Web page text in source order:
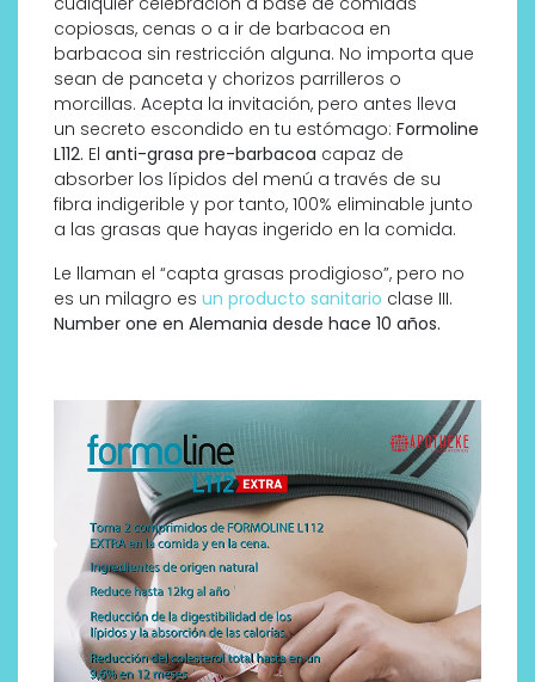
copiosas, cenas o a ir de barbacoa en
barbacoa sin restricción alguna. No importa que
sean de panceta y chorizos parrilleros o
morcillas. Acepta la invitación, pero antes lleva
un secreto escondido en tu estómago: Formoline
L112. El anti-grasa pre-barbacoa capaz de
absorber los lípidos del menú a través de su
fibra indigerible y por tanto, 100% eliminable junto
a las grasas que hayas ingerido en la comida.
Le llaman el “capta grasas prodigioso”, pero no
es un milagro es un producto sanitario clase III.
Number one en Alemania desde hace 10 años.